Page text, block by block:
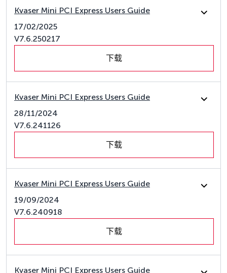
Kvaser Mini PCI Express Users Guide
17/02/2025
V7.6.250217
下载
Kvaser Mini PCI Express Users Guide
28/11/2024
V7.6.241126
下载
Kvaser Mini PCI Express Users Guide
19/09/2024
V7.6.240918
下载
Kvaser Mini PCI Express Users Guide